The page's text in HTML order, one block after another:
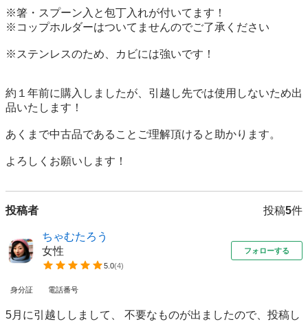
※箸・スプーン入と包丁入れが付いてます！
※コップホルダーはついてませんのでご了承ください
※ステンレスのため、カビには強いです！
約１年前に購入しましたが、引越し先では使用しないため出
品いたします！
あくまで中古品であることご理解頂けると助かります。
よろしくお願いします！
投稿者 投稿5件
ちゃむたろう
女性
5.0(4)
フォローする
身分証 電話番号
5月に引越ししまして、 不要なものが出ましたので、投稿し